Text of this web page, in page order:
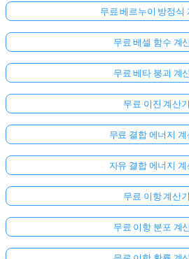
무료 베르누이 방정식
무료 베셀 함수 계
무료 베타 붕괴 계
무료 이진 계산기
무료 결합 에너지 계
자유 결합 에너지 계
무료 이항 계산기
무료 이항 분포 계